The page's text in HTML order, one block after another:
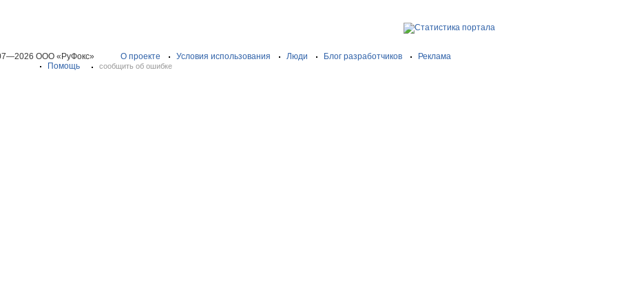
ООО «РуФокс» О проекте Условия использования Люди Блог разработчиков
Реклама
Помощь
сообщить об ошибке